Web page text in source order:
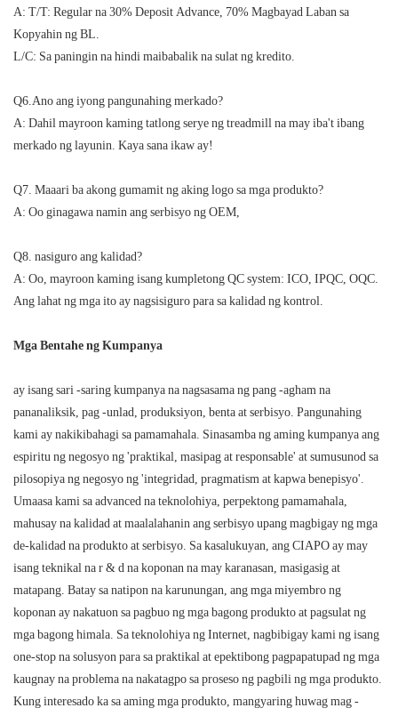
A: T/T: Regular na 30% Deposit Advance, 70% Magbayad Laban sa
Kopyahin ng BL.
L/C: Sa paningin na hindi maibabalik na sulat ng kredito.
Q6.Ano ang iyong pangunahing merkado?
A: Dahil mayroon kaming tatlong serye ng treadmill na may iba't ibang
merkado ng layunin. Kaya sana ikaw ay!
Q7. Maaari ba akong gumamit ng aking logo sa mga produkto?
A: Oo ginagawa namin ang serbisyo ng OEM,
Q8. nasiguro ang kalidad?
A: Oo, mayroon kaming isang kumpletong QC system: ICO, IPQC, OQC.
Ang lahat ng mga ito ay nagsisiguro para sa kalidad ng kontrol.
Mga Bentahe ng Kumpanya
ay isang sari -saring kumpanya na nagsasama ng pang -agham na
pananaliksik, pag -unlad, produksiyon, benta at serbisyo. Pangunahing
kami ay nakikibahagi sa pamamahala. Sinasamba ng aming kumpanya ang
espiritu ng negosyo ng 'praktikal, masipag at responsable' at sumusunod sa
pilosopiya ng negosyo ng 'integridad, pragmatism at kapwa benepisyo'.
Umaasa kami sa advanced na teknolohiya, perpektong pamamahala,
mahusay na kalidad at maalalahanin ang serbisyo upang magbigay ng mga
de-kalidad na produkto at serbisyo. Sa kasalukuyan, ang CIAPO ay may
isang teknikal na r & d na koponan na may karanasan, masigasig at
matapang. Batay sa natipon na karunungan, ang mga miyembro ng
koponan ay nakatuon sa pagbuo ng mga bagong produkto at pagsulat ng
mga bagong himala. Sa teknolohiya ng Internet, nagbibigay kami ng isang
one-stop na solusyon para sa praktikal at epektibong pagpapatupad ng mga
kaugnay na problema na nakatagpo sa proseso ng pagbili ng mga produkto.
Kung interesado ka sa aming mga produkto, mangyaring huwag mag -